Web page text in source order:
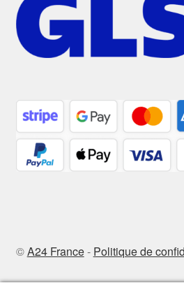
©A24 France- Politique de